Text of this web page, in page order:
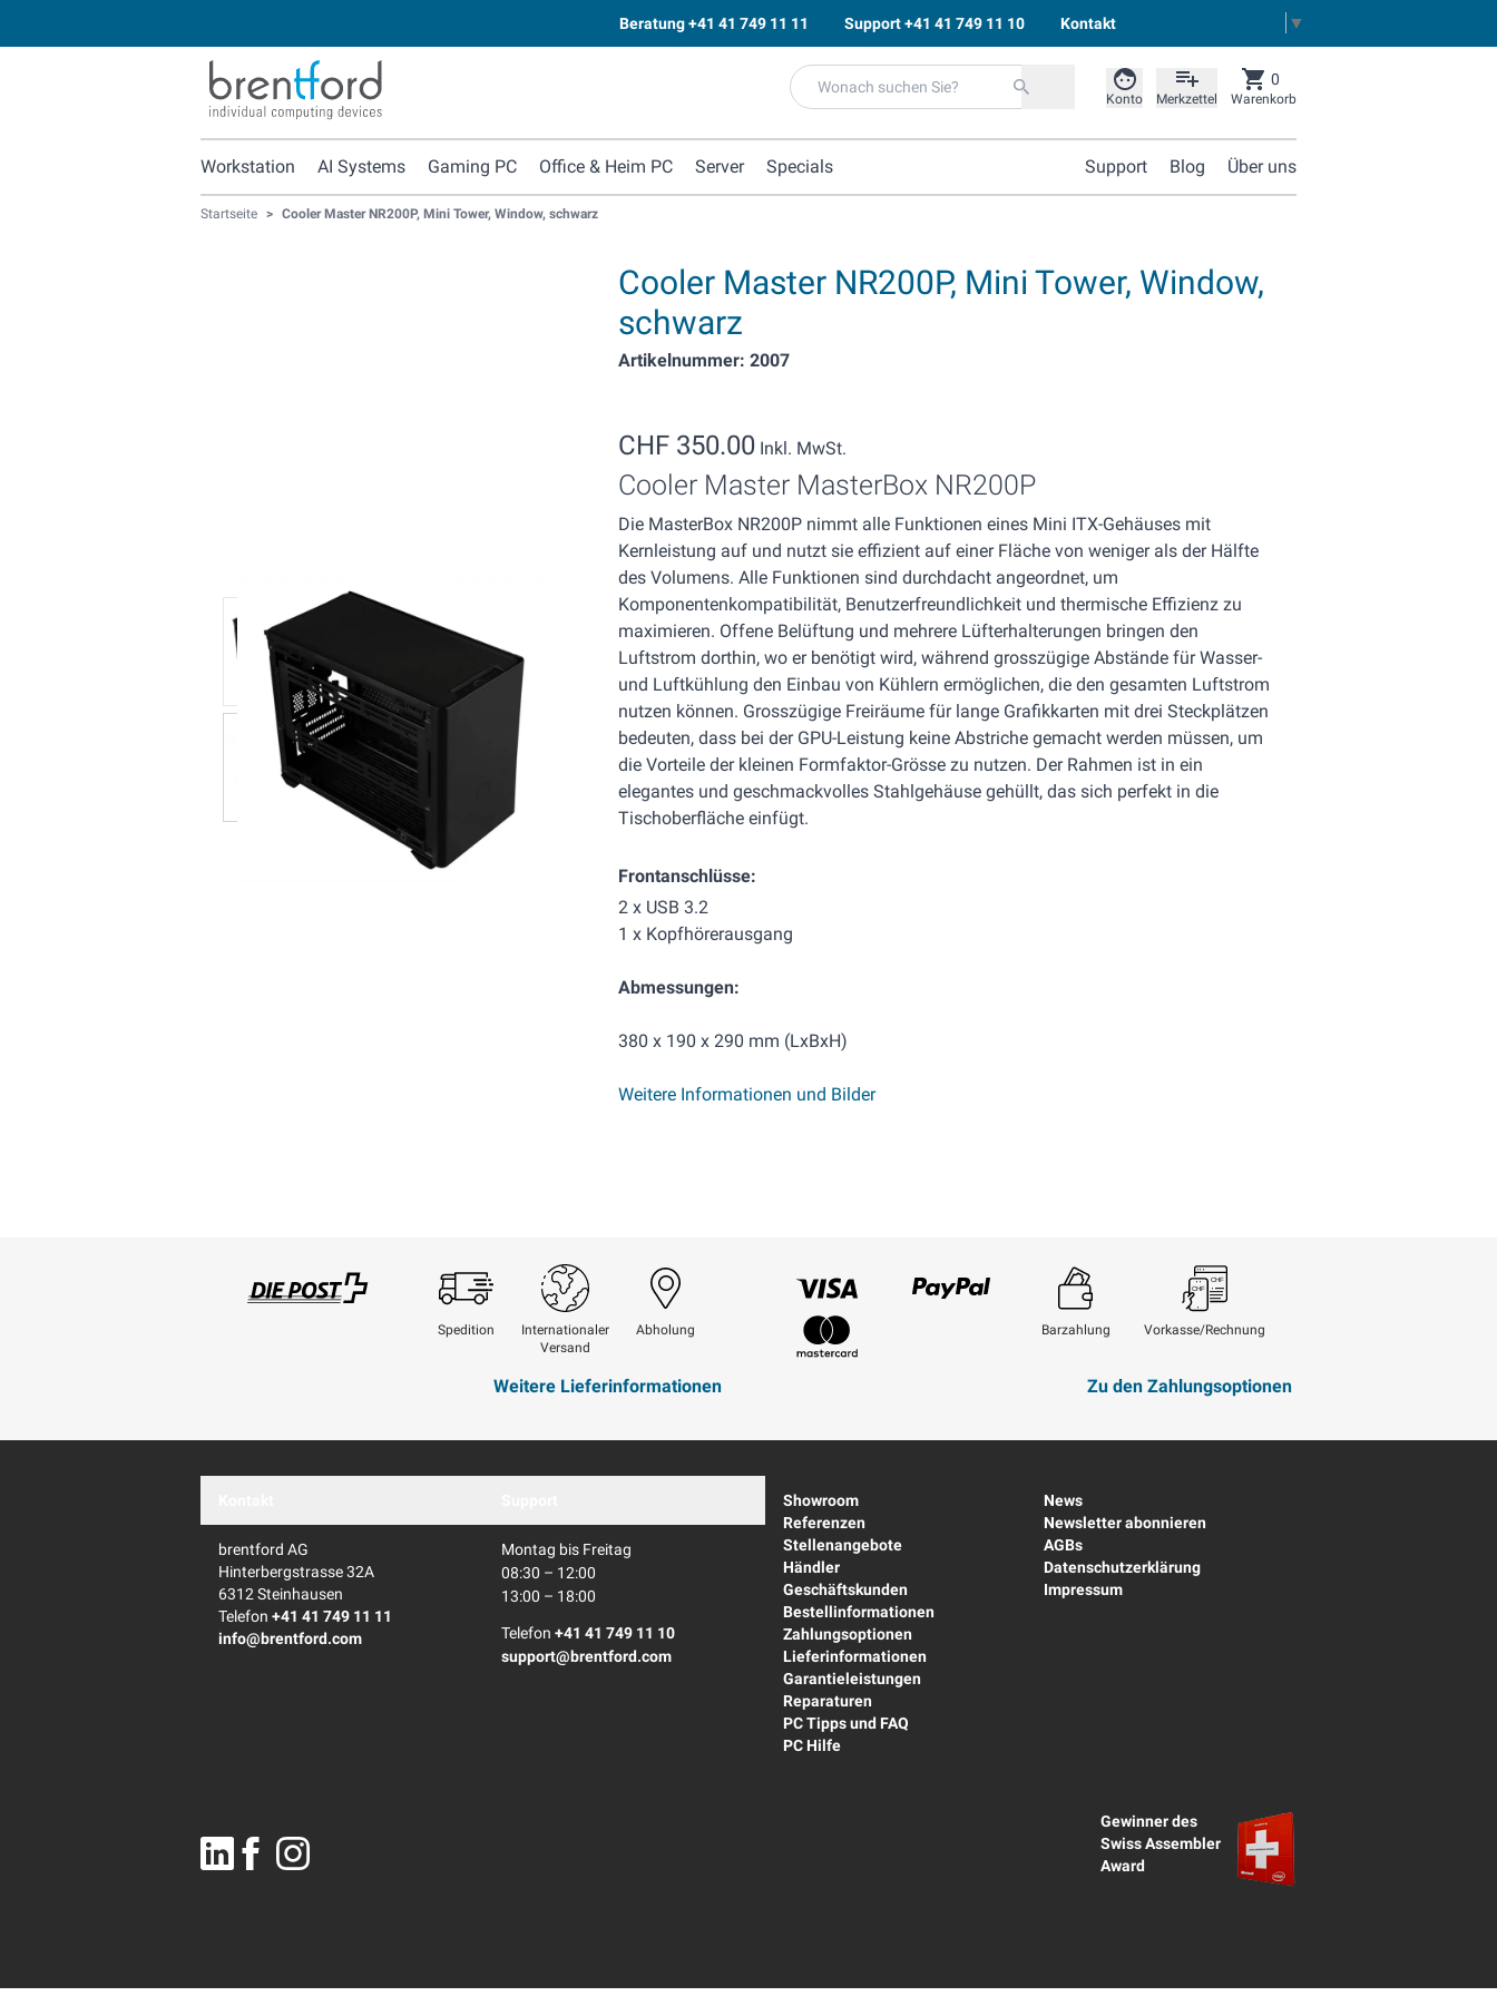
Beratung+41 41 749 11 11 Support+41 41 749 11 10 Kontakt ▼
Konto Merkzettel Warenkorb
0
Workstation AI Systems Gaming PC Office & Heim PC Server Specials Support Blog Über uns
Startseite > Cooler Master NR200P, Mini Tower, Window, schwarz
Cooler Master NR200P, Mini Tower, Window,
schwarz
Artikelnummer: 2007
CHF 350.00Inkl. MwSt.
Cooler Master MasterBox NR200P
Die MasterBox NR200P nimmt alle Funktionen eines Mini ITX-Gehäuses mit
Kernleistung auf und nutzt sie effizient auf einer Fläche von weniger als der Hälfte
des Volumens. Alle Funktionen sind durchdacht angeordnet, um
Komponentenkompatibilität, Benutzerfreundlichkeit und thermische Effizienz zu
maximieren. Offene Belüftung und mehrere Lüfterhalterungen bringen den
Luftstrom dorthin, wo er benötigt wird, während grosszügige Abstände für Wasser-
und Luftkühlung den Einbau von Kühlern ermöglichen, die den gesamten Luftstrom
nutzen können. Grosszügige Freiräume für lange Grafikkarten mit drei Steckplätzen
bedeuten, dass bei der GPU-Leistung keine Abstriche gemacht werden müssen, um
die Vorteile der kleinen Formfaktor-Grösse zu nutzen. Der Rahmen ist in ein
elegantes und geschmackvolles Stahlgehäuse gehüllt, das sich perfekt in die
Tischoberfläche einfügt.
Frontanschlüsse:
2 x USB 3.2
1 x Kopfhörerausgang
Abmessungen:
380 x 190 x 290 mm (LxBxH)
Weitere Informationen und Bilder
Spedition
Internationaler
Versand
Abholung
Weitere Lieferinformationen
Visum
Barzahlung Vorkasse/Rechnung
Zu den Zahlungsoptionen
brentford AG
Hinterbergstrasse 32A
6312 Steinhausen
Telefon +41 41 749 11 11
info@brentford.com
Montag bis Freitag
08:30 – 12:00
13:00 – 18:00
Telefon +41 41 749 11 10
support@brentford.com
Showroom
Referenzen
Stellenangebote
Händler
Geschäftskunden
Bestellinformationen
Zahlungsoptionen
Lieferinformationen
Garantieleistungen
Reparaturen
PC Tipps und FAQ
PC Hilfe
News
Newsletter abonnieren
AGBs
Datenschutzerklärung
Impressum
Gewinner des
Swiss Assembler
Award